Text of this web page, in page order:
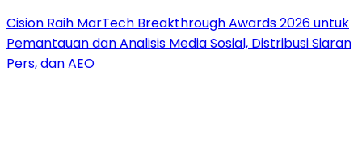
Cision Raih MarTech Breakthrough Awards 2026 untuk
Pemantauan dan Analisis Media Sosial, Distribusi Siaran
Pers, dan AEO